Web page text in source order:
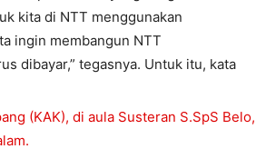
kita di NTT menggunakan
ingin membangun NTT
dibayar,” tegasnya. Untuk itu, kata